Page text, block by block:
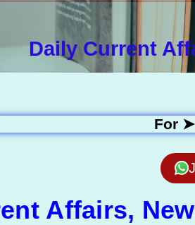
Daily Current
For ➤
Affairs,